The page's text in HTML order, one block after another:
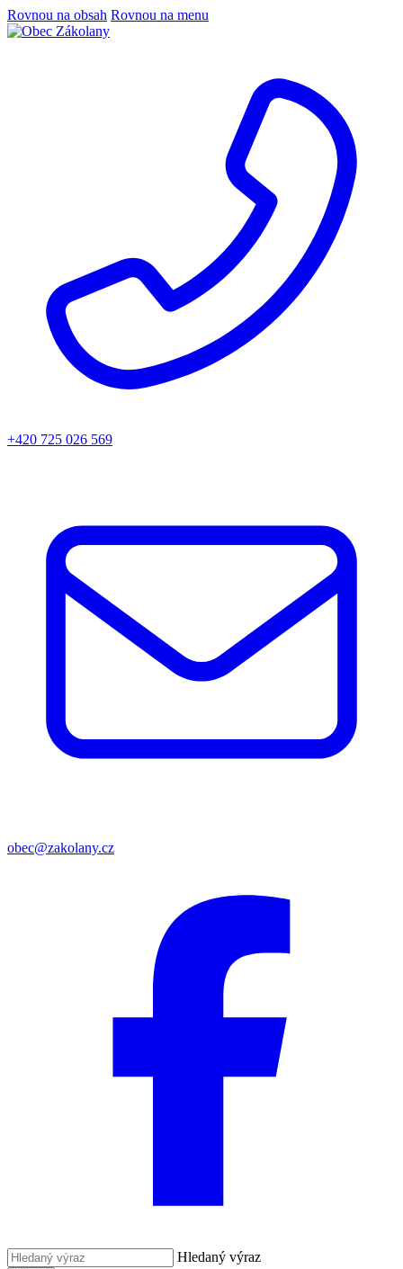
Rovnou na obsah Rovnou na menu
+420 725 026 569
obec@zakolany.cz
Hledaný výraz